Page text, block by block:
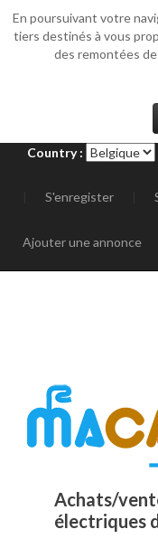
En poursuivant votre
tiers destinés à vous
des remontées
Country :
S'enregister
Ajouter une annonce
Achats/
électriques